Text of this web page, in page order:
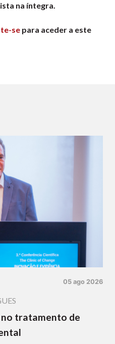
na íntegra.
se para aceder a este
05 ago 2026
tratamento de